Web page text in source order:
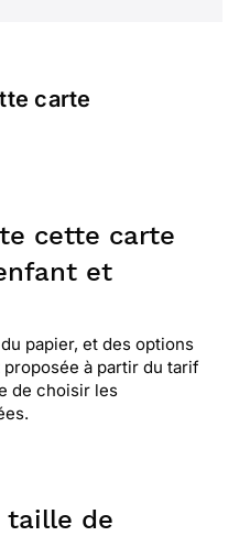
carte
cette carte
et
papier, et des options
à partir du tarif
de choisir les
de